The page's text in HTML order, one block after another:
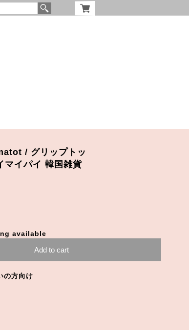
/ グリップトッ
マイパイ 韓国雑貨
available
Add to cart
の方向け